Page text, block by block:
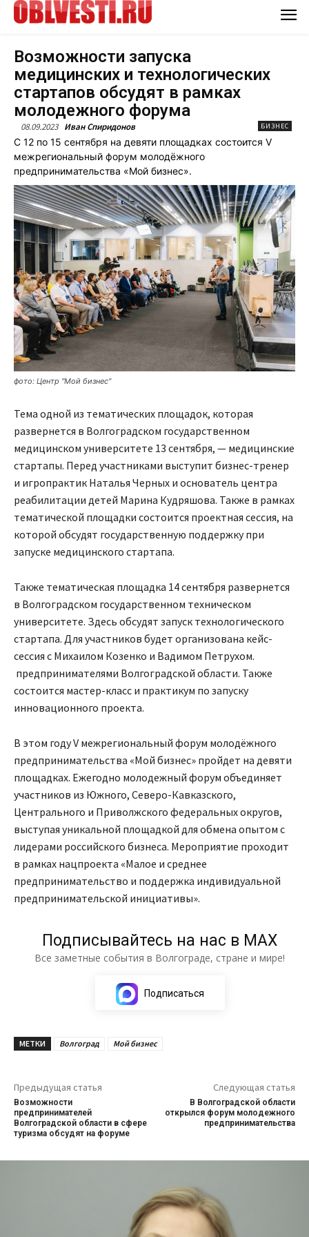
Возможности запуска
медицинских и технологических
стартапов обсудят в рамках
молодежного форума
08.09.2023 Иван Спиридонов БИЗНЕС
С 12 по 15 сентября на девяти площадках состоится V
межрегиональный форум молодёжного
предпринимательства «Мой бизнес».
фото: Центр "Мой бизнес"
Тема одной из тематических площадок, которая
развернется в Волгоградском государственном
медицинском университете 13 сентября, — медицинские
стартапы. Перед участниками выступит бизнес-тренер
и игропрактик Наталья Черных и основатель центра
реабилитации детей Марина Кудряшова. Также в рамках
тематической площадки состоится проектная сессия, на
которой обсудят государственную поддержку при
запуске медицинского стартапа.
Также тематическая площадка 14 сентября развернется
в Волгоградском государственном техническом
университете. Здесь обсудят запуск технологического
стартапа. Для участников будет организована кейс-
сессия с Михаилом Козенко и Вадимом Петрухом.
предпринимателями Волгоградской области. Также
состоится мастер-класс и практикум по запуску
инновационного проекта.
В этом году V межрегиональный форум молодёжного
предпринимательства «Мой бизнес» пройдет на девяти
площадках. Ежегодно молодежный форум объединяет
участников из Южного, Северо-Кавказского,
Центрального и Приволжского федеральных округов,
выступая уникальной площадкой для обмена опытом с
лидерами российского бизнеса. Мероприятие проходит
в рамках нацпроекта «Малое и среднее
предпринимательство и поддержка индивидуальной
предпринимательской инициативы».
Подписывайтесь на нас в МАХ
Все заметные события в Волгограде, стране и мире!
Подписаться
МЕТКИ Волгоград Мой бизнес
Предыдущая статья
Возможности
предпринимателей
Волгоградской области в сфере
туризма обсудят на форуме
Следующая статья
В Волгоградской области
открылся форум молодежного
предпринимательства